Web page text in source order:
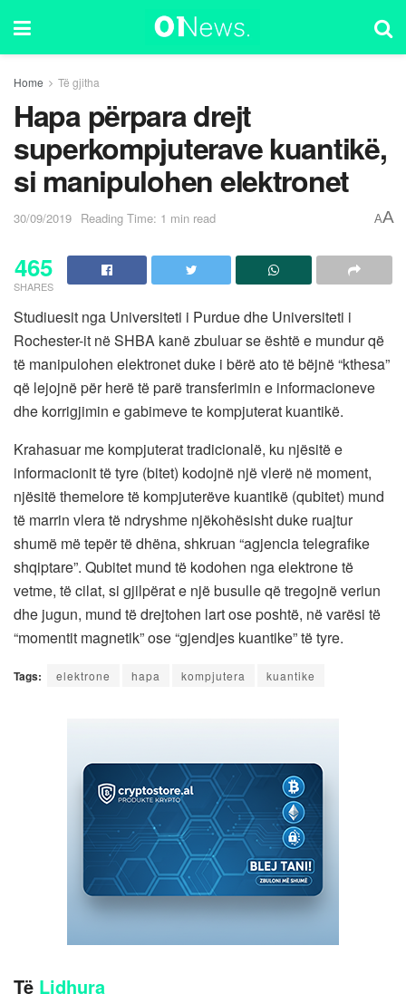
Home Të gjitha
Hapa përpara drejt
superkompjuterave kuantikë,
si manipulohen elektronet
30/09/2019 Reading Time: 1 min read AA
465
SHARES
Studiuesit nga Universiteti i Purdue dhe Universiteti i
Rochester-it në SHBA kanë zbuluar se është e mundur që
të manipulohen elektronet duke i bërë ato të bëjnë “kthesa”
që lejojnë për herë të parë transferimin e informacioneve
dhe korrigjimin e gabimeve te kompjuterat kuantikë.
Krahasuar me kompjuterat tradicionalë, ku njësitë e
informacionit të tyre (bitet) kodojnë një vlerë në moment,
njësitë themelore të kompjuterëve kuantikë (qubitet) mund
të marrin vlera të ndryshme njëkohësisht duke ruajtur
shumë më tepër të dhëna, shkruan “agjencia telegrafike
shqiptare”. Qubitet mund të kodohen nga elektrone të
vetme, të cilat, si gjilpërat e një busulle që tregojnë veriun
dhe jugun, mund të drejtohen lart ose poshtë, në varësi të
“momentit magnetik” ose “gjendjes kuantike” të tyre.
Tags: elektrone hapa kompjutera kuantike
Të Lidhura